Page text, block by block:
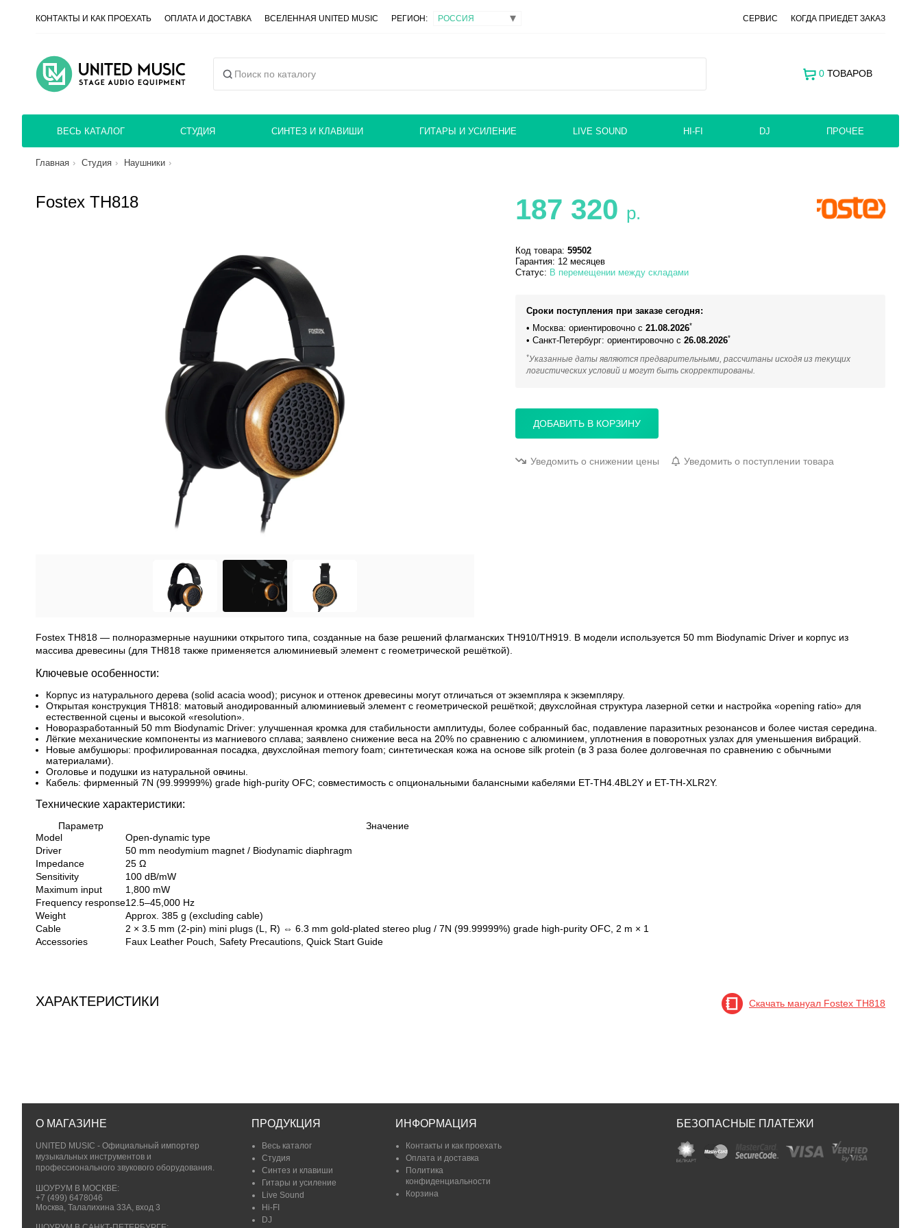
КОНТАКТЫ И КАК ПРОЕХАТЬ ОПЛАТА И ДОСТАВКА ВСЕЛЕННАЯ UNITED MUSIC РЕГИОН: СЕРВИС КОГДА ПРИЕДЕТ ЗАКАЗ
0 ТОВАРОВ
ВЕСЬ КАТАЛОГ СТУДИЯ СИНТЕЗ И КЛАВИШИ ГИТАРЫ И УСИЛЕНИЕ LIVE SOUND HI-FI DJ ПРОЧЕЕ
Главная Студия Наушники
Fostex TH818 187 320 р.
Код товара: 59502
Гарантия: 12 месяцев
Статус: В перемещении между складами
Сроки поступления при заказе сегодня:
• Москва: ориентировочно с 21.08.2026*
• Санкт-Петербург: ориентировочно с 26.08.2026*
*Указанные даты являются предварительными, рассчитаны исходя из текущих
логистических условий и могут быть скорректированы.
ДОБАВИТЬ В КОРЗИНУ
Уведомить о снижении цены Уведомить о поступлении товара
Fostex TH818 — полноразмерные наушники открытого типа, созданные на базе решений флагманских TH910/TH919. В модели используется 50 mm Biodynamic Driver и корпус из
массива древесины (для TH818 также применяется алюминиевый элемент с геометрической решёткой).
Ключевые особенности:
Корпус из натурального дерева (solid acacia wood); рисунок и оттенок древесины могут отличаться от экземпляра к экземпляру.
Открытая конструкция TH818: матовый анодированный алюминиевый элемент с геометрической решёткой; двухслойная структура лазерной сетки и настройка «opening ratio» для
естественной сцены и высокой «resolution».
Новоразработанный 50 mm Biodynamic Driver: улучшенная кромка для стабильности амплитуды, более собранный бас, подавление паразитных резонансов и более чистая середина.
Лёгкие механические компоненты из магниевого сплава; заявлено снижение веса на 20% по сравнению с алюминием, уплотнения в поворотных узлах для уменьшения вибраций.
Новые амбушюры: профилированная посадка, двухслойная memory foam; синтетическая кожа на основе silk protein (в 3 раза более долговечная по сравнению с обычными
материалами).
Оголовье и подушки из натуральной овчины.
Кабель: фирменный 7N (99.99999%) grade high-purity OFC; совместимость с опциональными балансными кабелями ET-TH4.4BL2Y и ET-TH-XLR2Y.
Технические характеристики:
Параметр
Значение
Model
Open-dynamic type
Driver
50 mm neodymium magnet / Biodynamic diaphragm
Impedance
25 Ω
Sensitivity
100 dB/mW
Maximum input
1,800 mW
Frequency response12.5–45,000 Hz
Weight
Approx. 385 g (excluding cable)
Cable
2 × 3.5 mm (2-pin) mini plugs (L, R) ⇔ 6.3 mm gold-plated stereo plug / 7N (99.99999%) grade high-purity OFC, 2 m × 1
Accessories
Faux Leather Pouch, Safety Precautions, Quick Start Guide
ХАРАКТЕРИСТИКИ Скачать мануал Fostex TH818
О МАГАЗИНЕ
UNITED MUSIC - Официальный импортер
музыкальных инструментов и
профессионального звукового оборудования.
ШОУРУМ В МОСКВЕ:
+7 (499) 6478046
Москва, Талалихина 33А, вход 3
ПРОДУКЦИЯ
Весь каталог
Студия
Синтез и клавиши
Гитары и усиление
Live Sound
Hi-FI
DJ
ИНФОРМАЦИЯ
Контакты и как проехать
Оплата и доставка
Политика
конфиденциальности
Корзина
БЕЗОПАСНЫЕ ПЛАТЕЖИ